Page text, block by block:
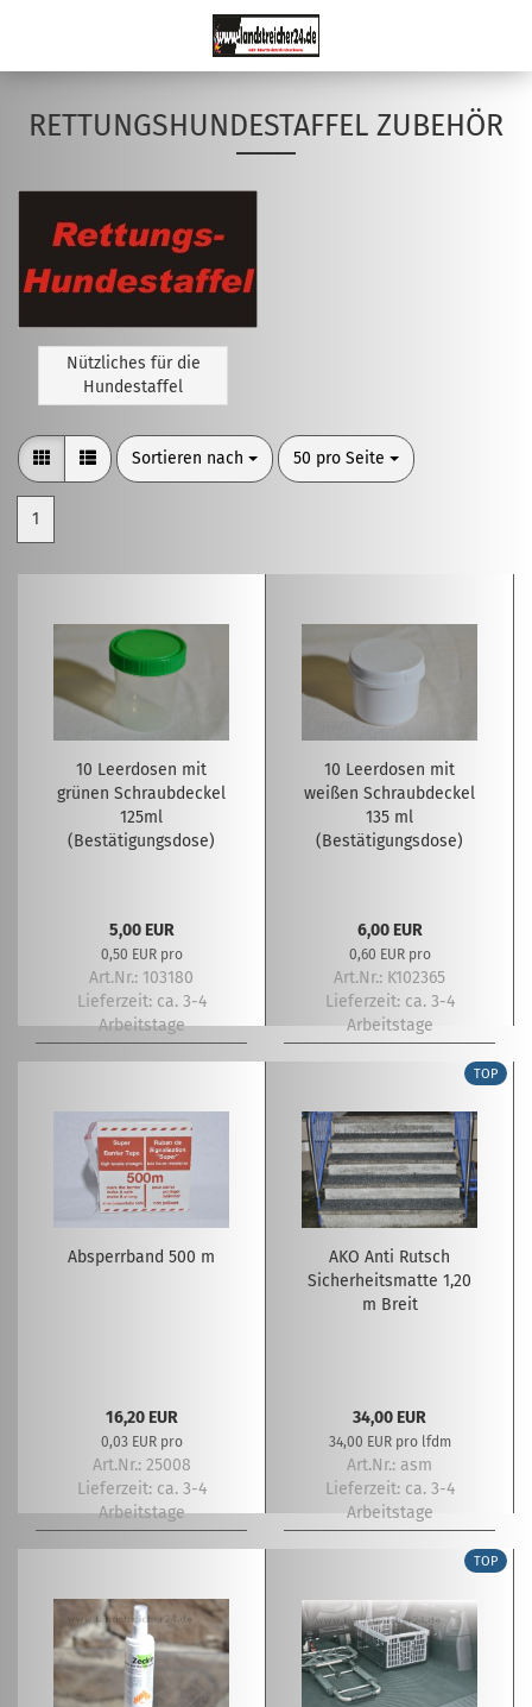
RETTUNGSHUNDESTAFFEL ZUBEHÖR
Nützliches für die
Hundestaffel
Sortieren nach
Sortieren nach 50 pro Seite
pro Seite
1
10 Leerdosen mit
grünen Schraubdeckel
125ml
(Bestätigungsdose)
5,00 EUR
0,50 EUR pro
Art.Nr.: 103180
Lieferzeit: ca. 3-4
Arbeitstage
10 Leerdosen mit
weißen Schraubdeckel
135 ml
(Bestätigungsdose)
6,00 EUR
0,60 EUR pro
Art.Nr.: K102365
Lieferzeit: ca. 3-4
Arbeitstage
Absperrband 500 m
16,20 EUR
0,03 EUR pro
Art.Nr.: 25008
Lieferzeit: ca. 3-4
Arbeitstage
TOP
AKO Anti Rutsch
Sicherheitsmatte 1,20
m Breit
34,00 EUR
34,00 EUR pro lfdm
Art.Nr.: asm
Lieferzeit: ca. 3-4
Arbeitstage
TOP